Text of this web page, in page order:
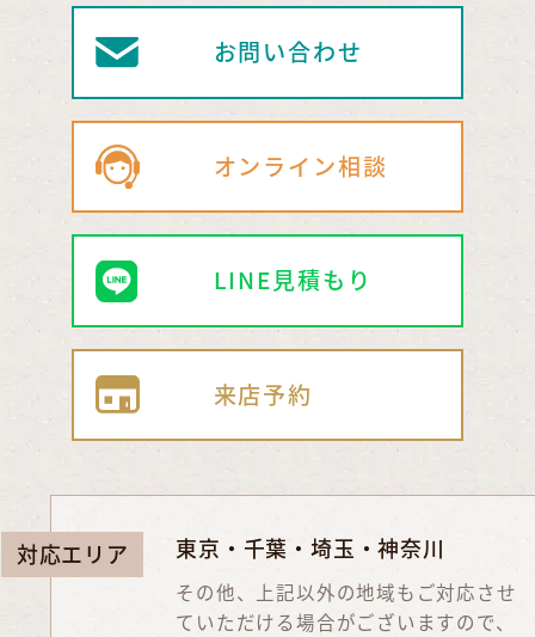
お問い合わせ
オンライン相談
LINE見積もり
来店予約
対応エリア 東京・千葉・埼玉・神奈川
その他、上記以外の地域もご対応させ
ていただける場合がございますので、